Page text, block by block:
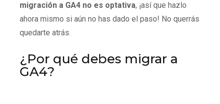
migración a GA4 no es optativa, ¡así que hazlo
ahora mismo si aún no has dado el paso! No querrás
quedarte atrás.
¿Por qué debes migrar a
GA4?